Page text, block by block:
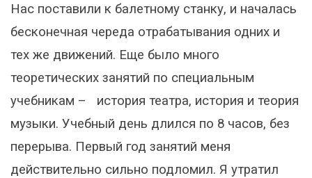
Нас поставили к балетному станку, и началась
бесконечная череда отрабатывания одних и
тех же движений. Еще было много
теоретических занятий по специальным
учебникам – история театра, история и теория
музыки. Учебный день длился по 8 часов, без
перерыва. Первый год занятий меня
действительно сильно подломил. Я утратил